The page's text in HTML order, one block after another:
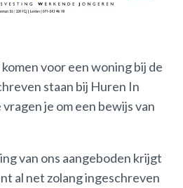
voor een woning bij de
staan bij Huren In
je om een bewijs van
van ons aangeboden krijgt
al net zolang ingeschreven